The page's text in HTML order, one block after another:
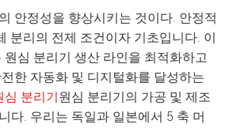
안정성을 향상시키는 것이다. 안정적
분리의 전제 조건이자 기초입니다. 이
원심 분리기 생산 라인을 최적화하고
한 자동화 및 디지털화를 달성하는
심 분리기원심 분리기의 가공 및 제조
다. 우리는 독일과 일본에서 5 축 머